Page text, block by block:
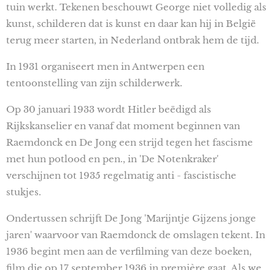
tuin werkt. Tekenen beschouwt George niet volledig als
kunst, schilderen dat is kunst en daar kan hij in België
terug meer starten, in Nederland ontbrak hem de tijd.
In 1931 organiseert men in Antwerpen een
tentoonstelling van zijn schilderwerk.
Op 30 januari 1933 wordt Hitler beëdigd als
Rijkskanselier en vanaf dat moment beginnen van
Raemdonck en De Jong een strijd tegen het fascisme
met hun potlood en pen., in 'De Notenkraker'
verschijnen tot 1935 regelmatig anti - fascistische
stukjes.
Ondertussen schrijft De Jong 'Marijntje Gijzens jonge
jaren' waarvoor van Raemdonck de omslagen tekent. In
1936 begint men aan de verfilming van deze boeken,